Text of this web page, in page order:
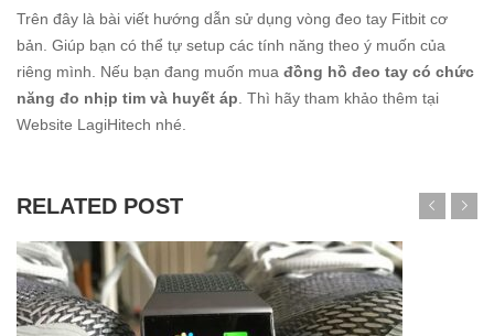
Trên đây là bài viết hướng dẫn sử dụng vòng đeo tay Fitbit cơ
bản. Giúp bạn có thể tự setup các tính năng theo ý muốn của
riêng mình. Nếu bạn đang muốn mua đồng hồ đeo tay có chức
năng đo nhịp tim và huyết áp. Thì hãy tham khảo thêm tại
Website LagiHitech nhé.
RELATED POST